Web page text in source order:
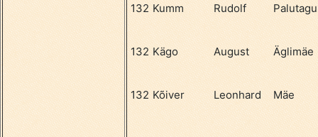
132 Kumm Rudolf
132 Kägo August Äglimäe
132 Kõiver Leonhard Mäe